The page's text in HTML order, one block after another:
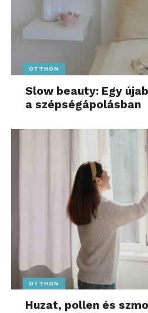
OTTHON
Slow beauty: Egy
a szépségápolásban
OTTHON
Huzat, pollen és